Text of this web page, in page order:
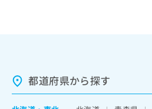
都道府県から探す